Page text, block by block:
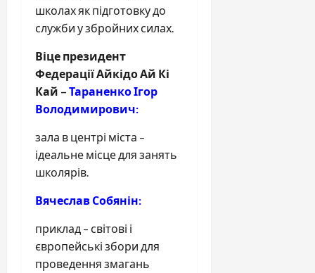
школах як підготовку до
служби у збройних силах.
Віце президент
Федерації Айкідо Ай Кі
Кай – Тараненко Ігор
Володимирович:
зала в центрі міста –
ідеальне місце для занять
школярів.
Вячеслав Собянін:
приклад – світові і
європейські збори для
проведення змагань